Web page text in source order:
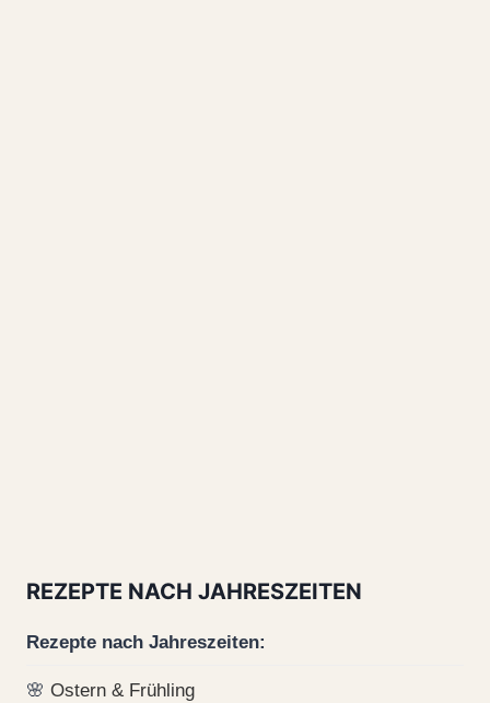
REZEPTE NACH JAHRESZEITEN
Rezepte nach Jahreszeiten:
🌸 Ostern & Frühling